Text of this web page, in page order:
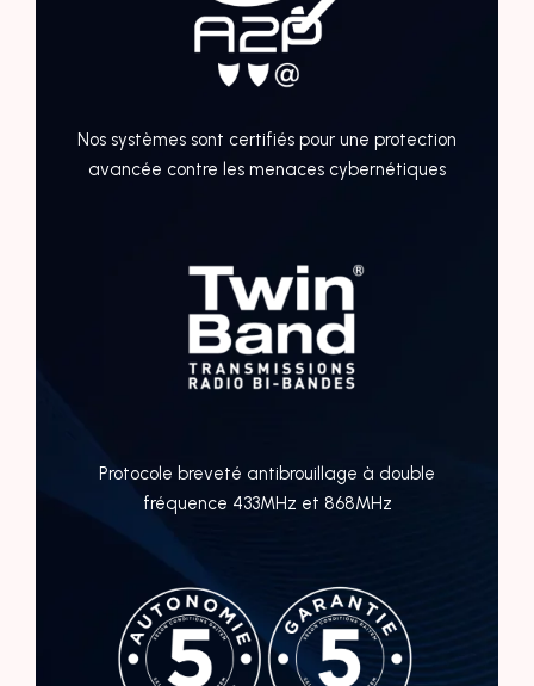
Nos systèmes sont certifiés pour une protection
avancée contre les menaces cybernétiques
Protocole breveté antibrouillage à double
fréquence 433MHz et 868MHz